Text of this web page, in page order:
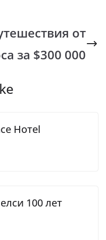
от
за $300 000
Нотеl
100 лет